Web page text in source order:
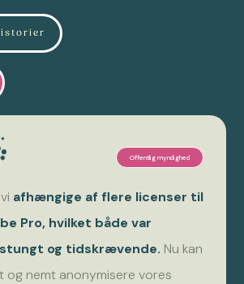
Offentlig myndighed
afhængige af flere licenser til
Pro, hvilket både var
og tidskrævende. Nu kan
og nemt anonymisere vores